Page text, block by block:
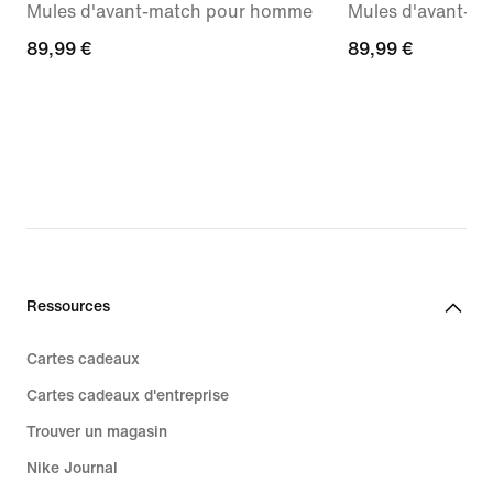
Mules d'avant-match pour homme
89,99 €
89,99 €
Mules d'avant-
89,99 €
89,99 €
Ressources
Cartes cadeaux
Cartes cadeaux d'entreprise
Trouver un magasin
Nike Journal